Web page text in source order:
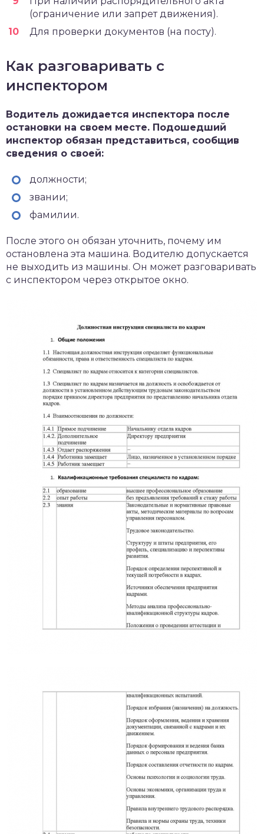
(ограничение или запрет движения).
Для проверки документов (на посту).
Как разговаривать с
инспектором
Водитель дожидается инспектора после
остановки на своем месте. Подошедший
инспектор обязан представиться, сообщив
сведения о своей:
должности;
звании;
фамилии.
После этого он обязан уточнить, почему им
остановлена эта машина. Водителю допускается
не выходить из машины. Он может разговаривать
с инспектором через открытое окно.